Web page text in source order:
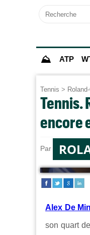
Recherche
⛰ ATP
Tennis >
Tennis.
encore
Par Timothée
Alex De
son quart